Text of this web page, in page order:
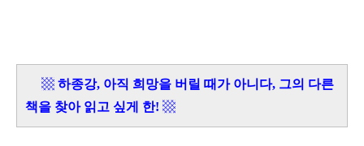
▩ 하종강, 아직 희망을 버릴 때가 아니다, 그의 다른
책을 찾아 읽고 싶게 한! ▩